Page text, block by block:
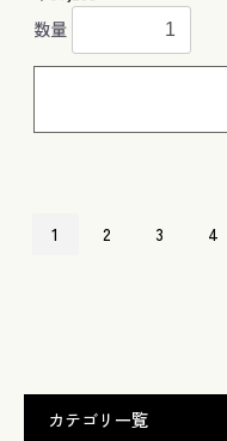
数量
1 2 3 4
カテゴリ一覧